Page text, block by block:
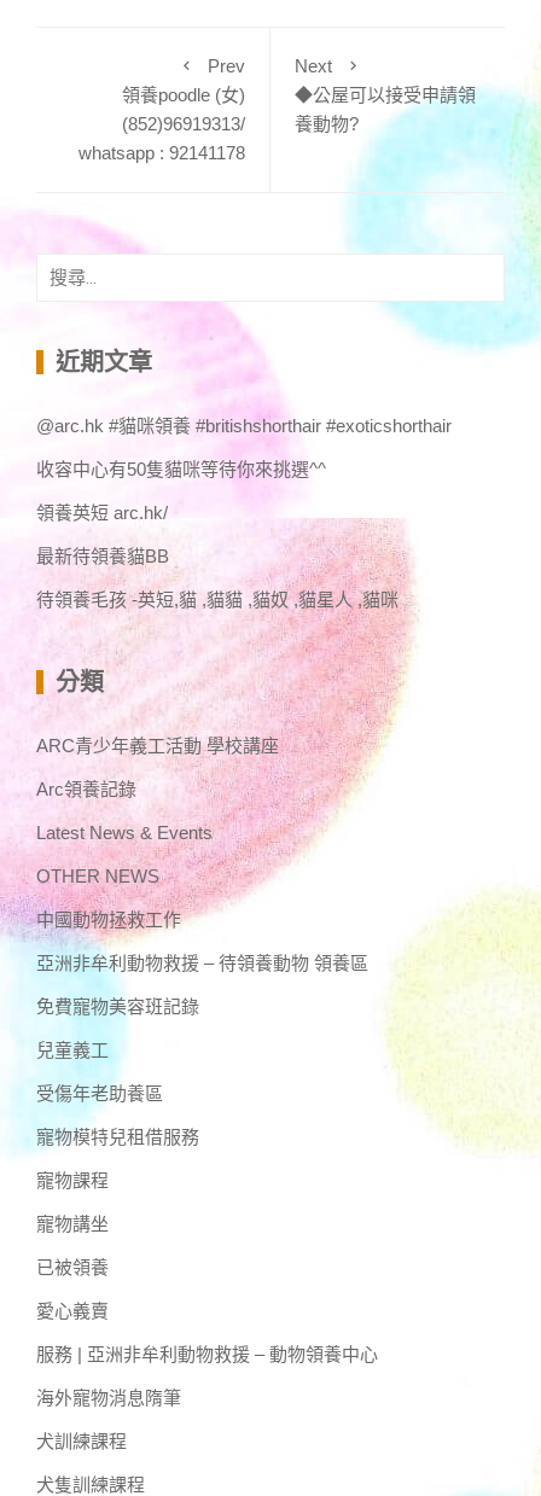
Prev
領養poodle (女)
(852)96919313/
whatsapp : 92141178
Next
◆公屋可以接受申請領
養動物?
搜
鍵 近期文章
@arc.hk #貓咪領養 #britishshorthair #exoticshorthair
收容中心有50隻貓咪等待你來挑選^^
領養英短 arc.hk/
最新待領養貓BB
待領養毛孩 -英短,貓 ,貓貓 ,貓奴 ,貓星人 ,貓咪
分類
ARC青少年義工活動 學校講座
Arc領養記錄
Latest News & Events
OTHER NEWS
中國動物拯救工作
亞洲非牟利動物救援 – 待領養動物 領養區
免費寵物美容班記錄
兒童義工
受傷年老助養區
寵物模特兒租借服務
寵物課程
寵物講坐
已被領養
愛心義賣
服務 | 亞洲非牟利動物救援 – 動物領養中心
海外寵物消息隋筆
犬訓練課程
犬隻訓練課程